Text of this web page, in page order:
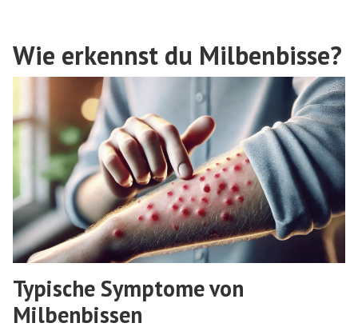
Wie erkennst du Milbenbisse?
Typische Symptome von
Milbenbissen